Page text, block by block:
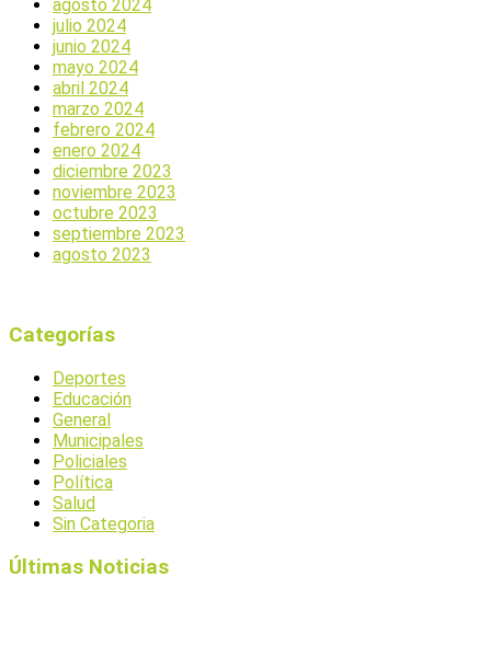
agosto 2024
julio 2024
junio 2024
mayo 2024
abril 2024
marzo 2024
febrero 2024
enero 2024
diciembre 2023
noviembre 2023
octubre 2023
septiembre 2023
agosto 2023
Categorías
Deportes
Educación
General
Municipales
Policiales
Política
Salud
Sin Categoria
Últimas Noticias